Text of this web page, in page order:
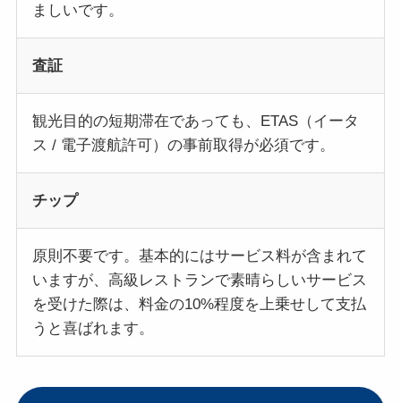
ましいです。
査証
観光目的の短期滞在であっても、ETAS（イータ
ス / 電子渡航許可）の事前取得が必須です。
チップ
原則不要です。基本的にはサービス料が含まれて
いますが、高級レストランで素晴らしいサービス
を受けた際は、料金の10%程度を上乗せして支払
うと喜ばれます。